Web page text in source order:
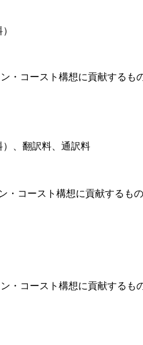
スト構想に貢献するもの
、翻訳料、通訳料
・コースト構想に貢献するも
スト構想に貢献するもの